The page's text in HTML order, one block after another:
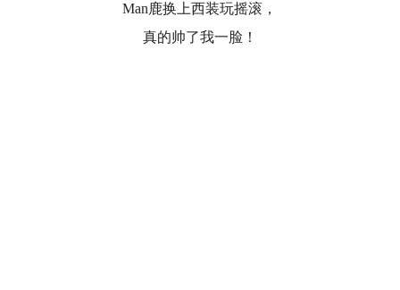
Man鹿换上西装玩摇滚，
真的帅了我一脸！